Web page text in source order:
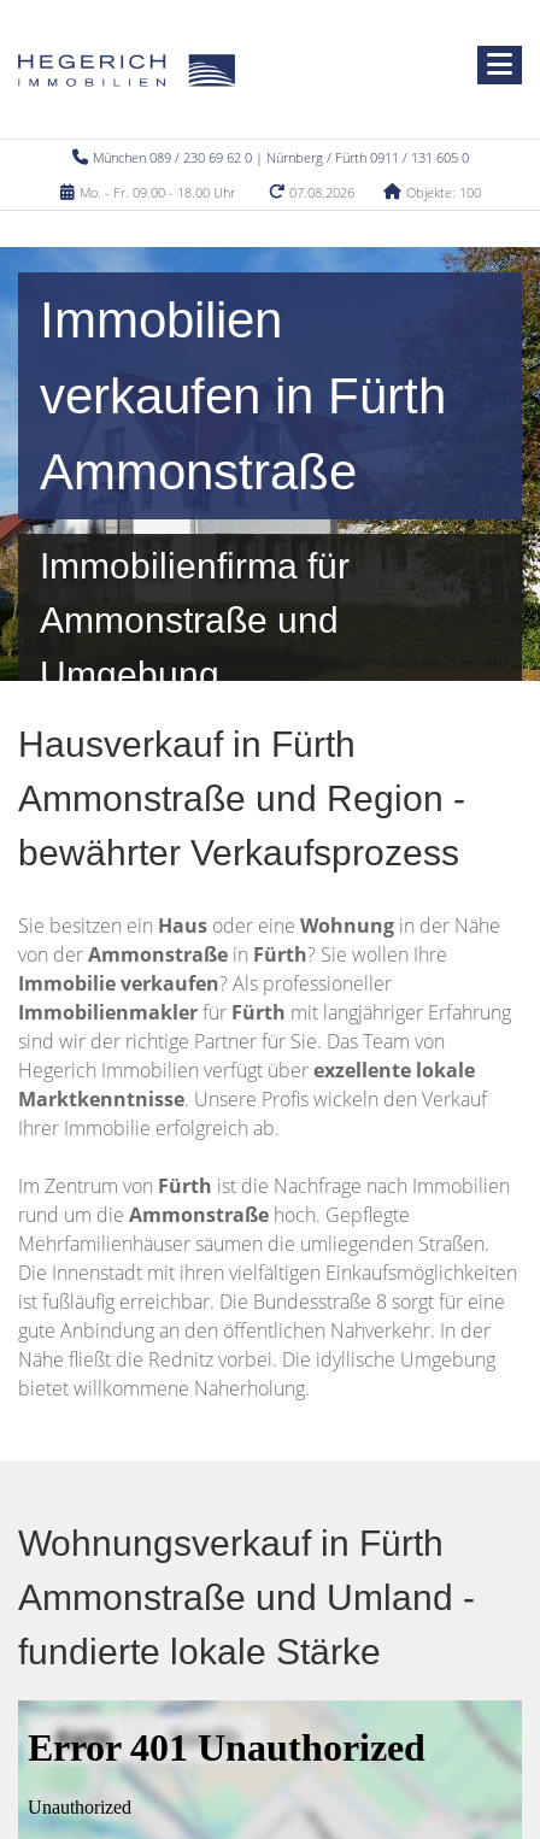
München 089 / 230 69 62 0 | Nürnberg / Fürth 0911 / 131 605 0
Mo. - Fr. 09.00 - 18.00 Uhr
07.08.2026 Objekte: 100
Immobilien
verkaufen in Fürth
Ammonstraße
Immobilienfirma für
Ammonstraße und
Umgebung
Hausverkauf in Fürth
Ammonstraße und Region -
bewährter Verkaufsprozess
Sie besitzen ein Haus oder eine Wohnung in der Nähe
von derAmmonstraße in Fürth? Sie wollen Ihre
Immobilieverkaufen? Als professioneller
Immobilienmaklerfür Fürth mit langjähriger Erfahrung
sind wir der richtige Partner für Sie. Das Team von
Hegerich Immobilien verfügt überexzellente lokale
Marktkenntnisse. Unsere Profis wickeln den Verkauf
Ihrer Immobilie erfolgreich ab.
Im Zentrum von Fürth ist die Nachfrage nach Immobilien
rund um die Ammonstraße hoch. Gepflegte
Mehrfamilienhäuser säumen die umliegenden Straßen.
Die Innenstadt mit ihren vielfältigen Einkaufsmöglichkeiten
ist fußläufig erreichbar. Die Bundesstraße 8 sorgt für eine
gute Anbindung an den öffentlichen Nahverkehr. In der
Nähe fließt die Rednitz vorbei. Die idyllische Umgebung
bietet willkommene Naherholung.
Wohnungsverkauf in Fürth
Ammonstraße und Umland -
fundierte lokale Stärke